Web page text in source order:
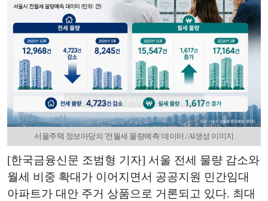
서울주택 정보마당의 '전월세 물량예측' 데이터./AI생성 이미지
[한국금융신문 조범형 기자] 서울 전세 물량 감소와
월세 비중 확대가 이어지면서 공공지원 민간임대
아파트가 대안 주거 상품으로 거론되고 있다. 최대